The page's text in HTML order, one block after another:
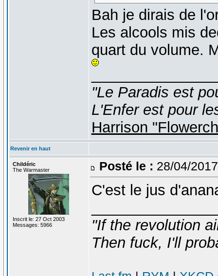
Bah je dirais de
Les alcools mis
quart du volume.
"Le Paradis est
L'Enfer est pour
Harrison
Revenir en haut
Childéric
The Warmaster
Inscrit le: 27 Oct 2003
Messages: 5966
Posté le : 28/04/
C'est le jus
"If the revolution
Then fuck, I'll